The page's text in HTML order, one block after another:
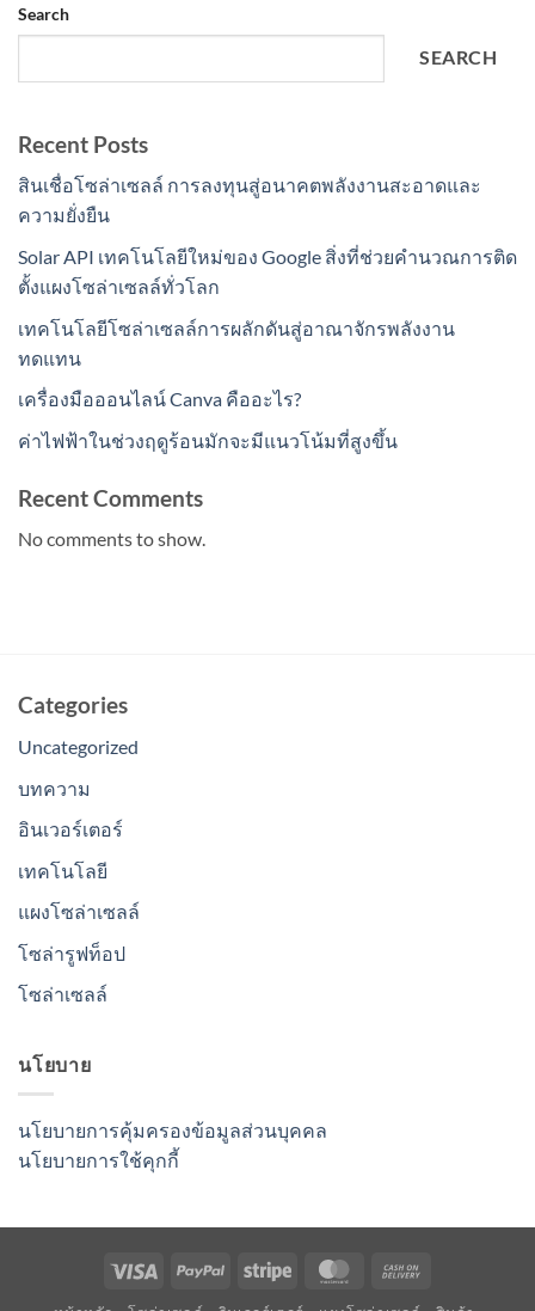
Search
SEARCH
Recent Posts
สินเชื่อโซล่าเซลล์ การลงทุนสู่อนาคตพลังงานสะอาดและ
ความยั่งยืน
Solar API เทคโนโลยีใหม่ของ Google สิ่งที่ช่วยคำนวณการติด
ตั้งแผงโซล่าเซลล์ทั่วโลก
เทคโนโลยีโซล่าเซลล์การผลักดันสู่อาณาจักรพลังงาน
ทดแทน
เครื่องมือออนไลน์ Canva คืออะไร?
ค่าไฟฟ้าในช่วงฤดูร้อนมักจะมีแนวโน้มที่สูงขึ้น
Recent Comments
No comments to show.
Categories
Uncategorized
บทความ
อินเวอร์เตอร์
เทคโนโลยี
แผงโซล่าเซลล์
โซล่ารูฟท็อป
โซล่าเซลล์
นโยบาย
นโยบายการคุ้มครองข้อมูลส่วนบุคคล
นโยบายการใช้คุกกี้
Visa PayPal Stripe MasterCard